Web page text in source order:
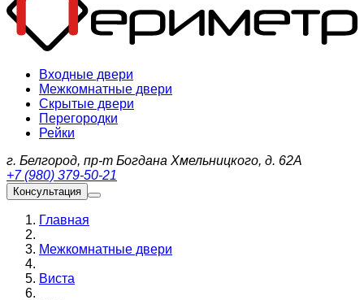
Входные двери
Межкомнатные двери
Скрытые двери
Перегородки
Рейки
г. Белгород, пр-т Богдана Хмельницкого, д. 62А
+7 (980) 379-50-21
Консультация
Главная
Межкомнатные двери
Виста